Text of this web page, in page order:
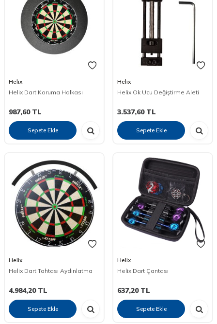
Helix
Helix Dart Koruma Halkası
987,60TL
Sepete Ekle
Helix
Helix Ok Ucu Değiştirme Aleti
3.537,60TL
Sepete Ekle
Helix
Helix Dart Tahtası Aydınlatma
4.984,20TL
Sepete Ekle
Helix
Helix Dart Çantası
637,20TL
Sepete Ekle